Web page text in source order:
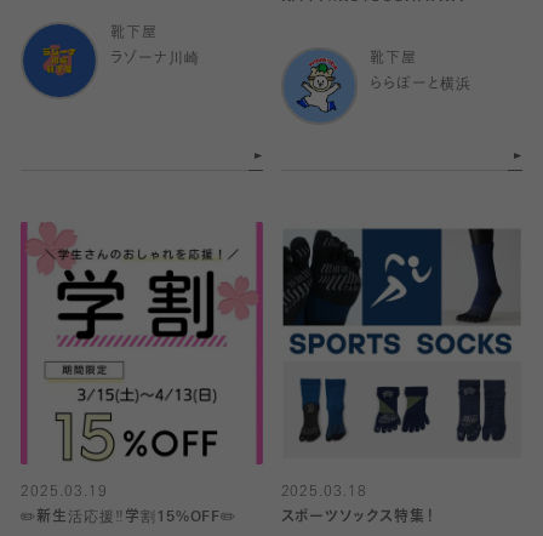
靴下屋
ラゾーナ川崎
靴下屋
ららぽーと横浜
2025.03.19
✏️新生活応援‼️学割15%OFF✏️
2025.03.18
スポーツソックス特集！